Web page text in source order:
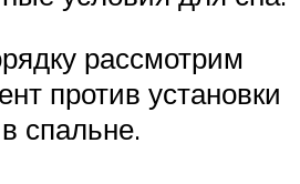
рассмотрим
против установки
спальне.